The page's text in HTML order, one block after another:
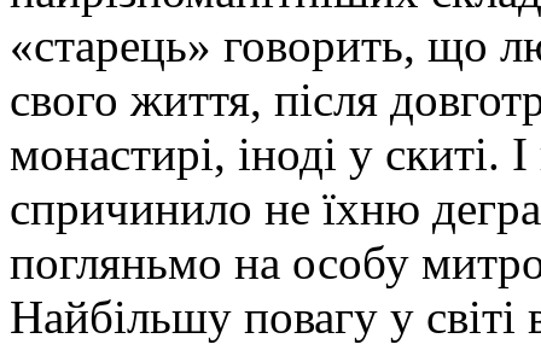
«старець» говорить, що
свого життя, після
монастирі, іноді у скиті.
спричинило не їхню
погляньмо на особу
Найбільшу повагу у світі